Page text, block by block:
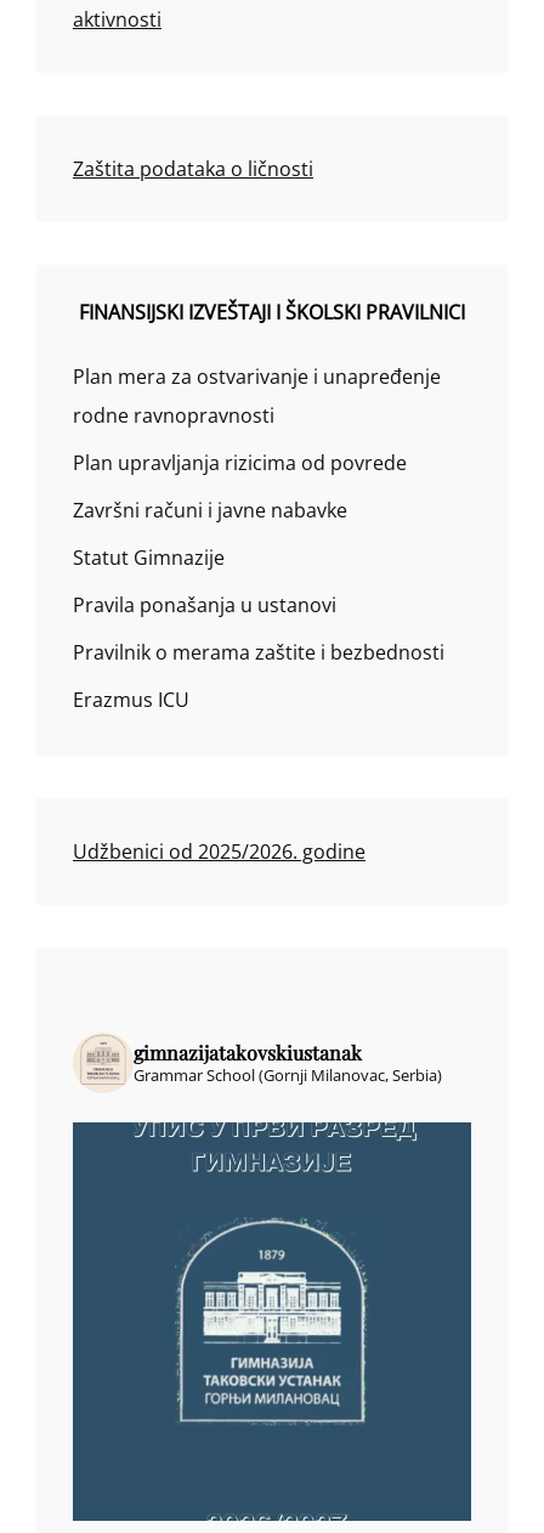
aktivnosti
Zaštita podataka o ličnosti
FINANSIJSKI IZVEŠTAJI I ŠKOLSKI PRAVILNICI
Plan mera za ostvarivanje i unapređenje
rodne ravnopravnosti
Plan upravljanja rizicima od povrede
Završni računi i javne nabavke
Statut Gimnazije
Pravila ponašanja u ustanovi
Pravilnik o merama zaštite i bezbednosti
Erazmus ICU
Udžbenici od 2025/2026. godine
gimnazijatakovskiustanak
Grammar School (Gornji Milanovac, Serbia)